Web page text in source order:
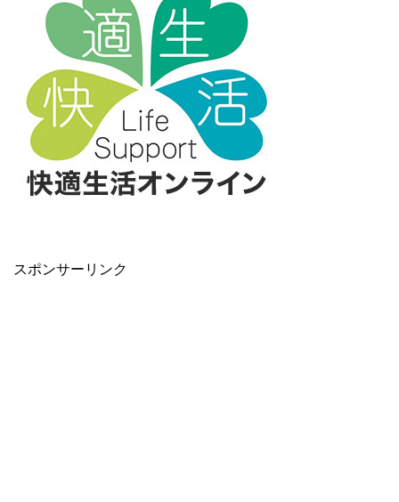
スポンサーリンク